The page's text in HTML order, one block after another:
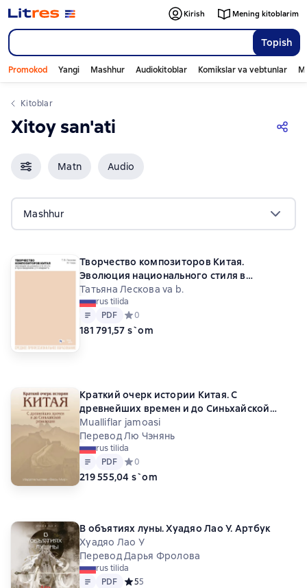
Topish
Kirish Mening kitoblarim
Promokod Yangi Mashhur Audiokitoblar Komikslar va vebtunlar
Kitoblar
Xitoy san'ati
Matn Audio
Mashhur
Творчество композиторов Китая.
Эволюция национального стиля в
произведениях для кларнета. Учебное
пособие для СПО. 2-е издание,
стереотипное
Татьяна Лескова va b.
rus tilida
Matn
PDF
PDF Средний рейтинг 0 на основе 0 оценок
0
181 791,57 s`om
Краткий очерк истории Китая. С
древнейших времен и до Синьхайской
революции
Mualliflar jamoasi
Перевод Лю Чэнянь
rus tilida
Matn
PDF
PDF Средний рейтинг 0 на основе 0 оценок
0
219 555,04 s`om
В объятиях луны. Хуадяо Лао У. Артбук
Хуадяо Лао У
Перевод Дарья Фролова
rus tilida
Matn
PDF
PDF Средний рейтинг 5 на основе 5 оценок
55